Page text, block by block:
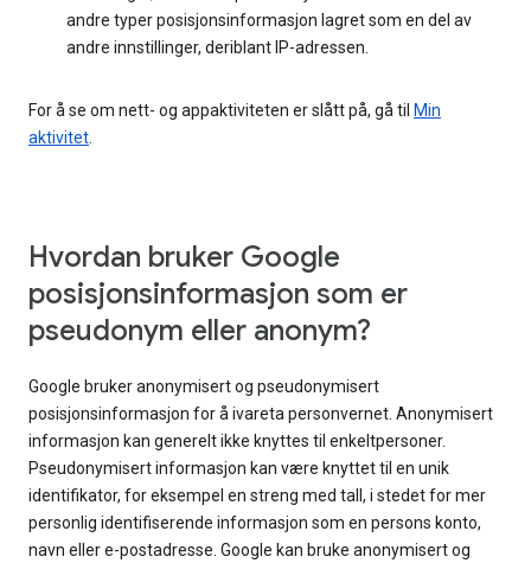
andre typer posisjonsinformasjon lagret som en del av
andre innstillinger, deriblant IP-adressen.
For å se om nett- og appaktiviteten er slått på, gå til Min
aktivitet.
Hvordan bruker Google
posisjonsinformasjon som er
pseudonym eller anonym?
Google bruker anonymisert og pseudonymisert
posisjonsinformasjon for å ivareta personvernet. Anonymisert
informasjon kan generelt ikke knyttes til enkeltpersoner.
Pseudonymisert informasjon kan være knyttet til en unik
identifikator, for eksempel en streng med tall, i stedet for mer
personlig identifiserende informasjon som en persons konto,
navn eller e-postadresse. Google kan bruke anonymisert og